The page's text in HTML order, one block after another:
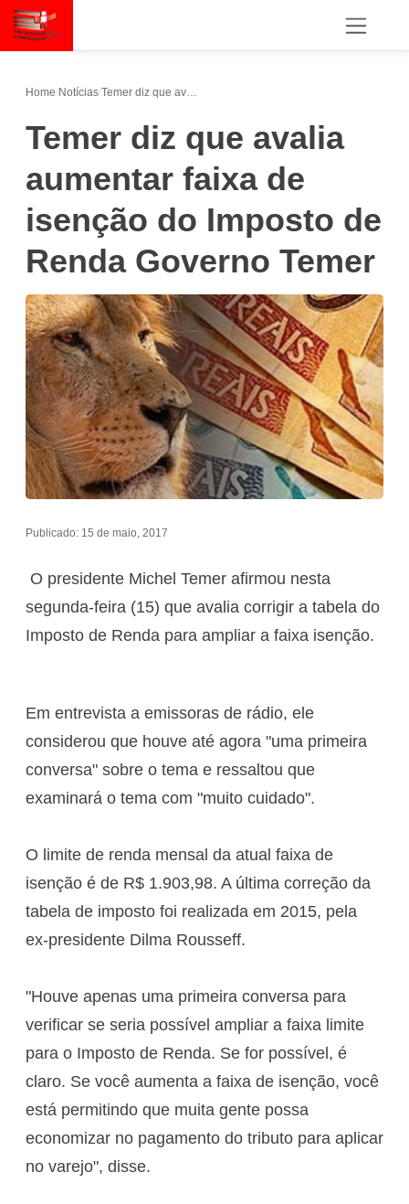
Home/Notícias/
Temer diz que avalia
aumentar faixa de
isenção do Imposto de
Renda Governo Temer
Publicado: 15 de maio, 2017
O presidente Michel Temer afirmou nesta
segunda-feira (15) que avalia corrigir a tabela do
Imposto de Renda para ampliar a faixa isenção.
Em entrevista a emissoras de rádio, ele
considerou que houve até agora "uma primeira
conversa" sobre o tema e ressaltou que
examinará o tema com "muito cuidado".
O limite de renda mensal da atual faixa de
isenção é de R$ 1.903,98. A última correção da
tabela de imposto foi realizada em 2015, pela
ex-presidente Dilma Rousseff.
"Houve apenas uma primeira conversa para
verificar se seria possível ampliar a faixa limite
para o Imposto de Renda. Se for possível, é
claro. Se você aumenta a faixa de isenção, você
está permitindo que muita gente possa
economizar no pagamento do tributo para aplicar
no varejo", disse.